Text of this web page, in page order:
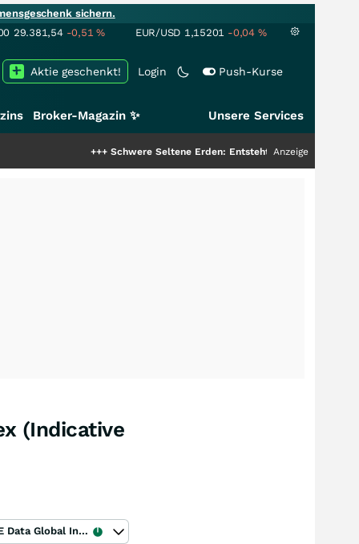
sichern.
29.381,54 -0,51% EUR/USD 1,15201 -0,04 %
Login Push-Kurse
Aktie geschenkt!
Broker-Magazin ✨ Unsere Services
Schwere Seltene Erden: Entsteht hier die nächste
Anzeige
(Indicative
ICE Data Global Index